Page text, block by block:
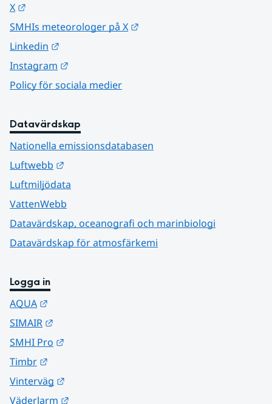
X
SMHIs meteorologer på X
Linkedin
Instagram
Policy för sociala medier
Datavärdskap
Nationella emissionsdatabasen
Luftwebb
Luftmiljödata
VattenWebb
Datavärdskap, oceanografi och marinbiologi
Datavärdskap för atmosfärkemi
Logga in
AQUA
SIMAIR
SMHI Pro
Timbr
Vinterväg
Väderlarm